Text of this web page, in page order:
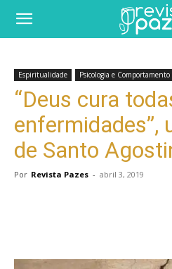
Espiritualidade Psicologia e Comportamento
“Deus cura
enfermidades”,
de Santo
Por Revista Pazes - abril 3, 2019